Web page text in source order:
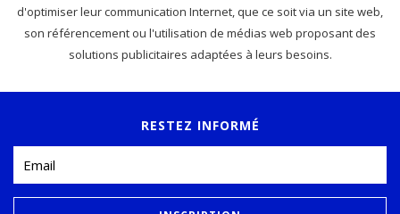
d'optimiser leur communication Internet, que ce soit via un site web,
son référencement ou l'utilisation de médias web proposant des
solutions publicitaires adaptées à leurs besoins.
RESTEZ INFORMÉ